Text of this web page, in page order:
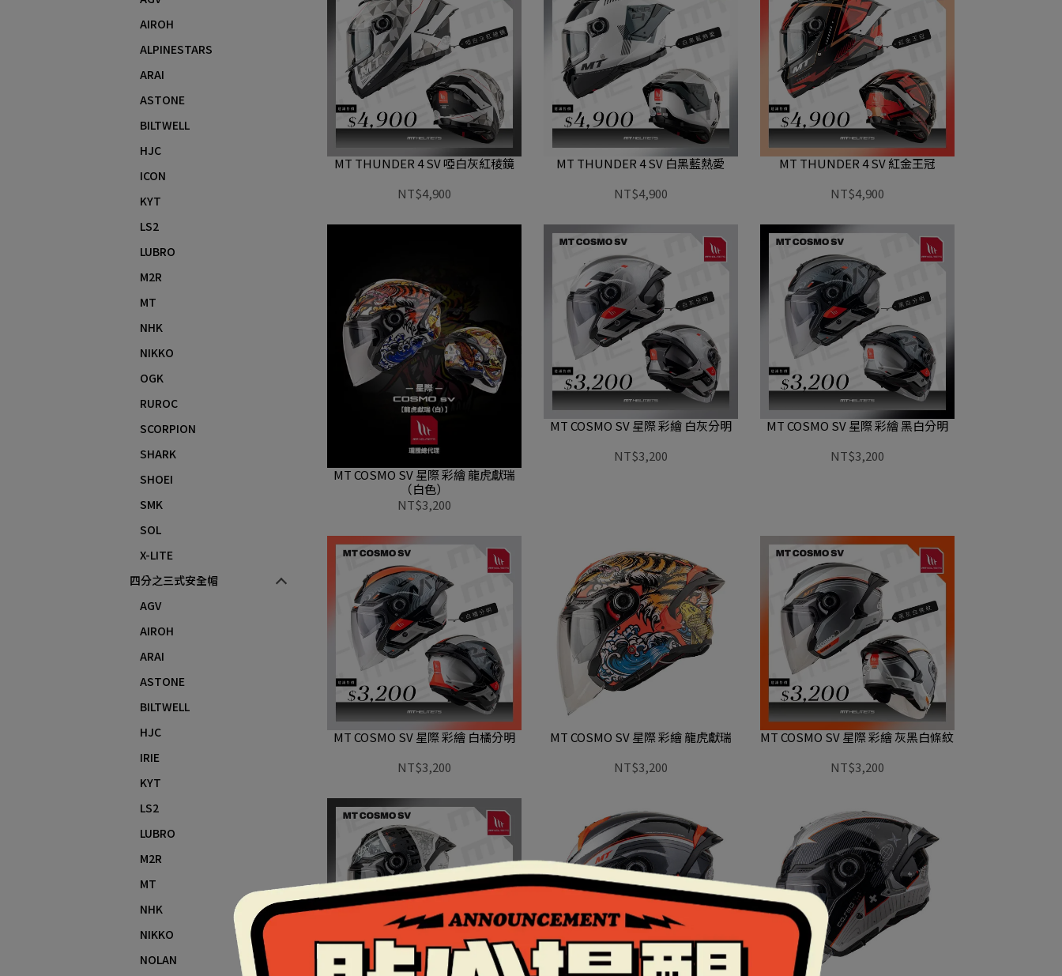
AIROH
ALPINESTARS
ARAI
ASTONE
BILTWELL
HJC
ICON
KYT
LS2
LUBRO
M2R
MT
NHK
NIKKO
OGK
RUROC
SCORPION
SHARK
SHOEI
SMK
SOL
X-LITE
四分之三式安全帽
AGV
AIROH
ARAI
ASTONE
BILTWELL
HJC
IRIE
KYT
LS2
LUBRO
M2R
MT
NHK
NIKKO
NOLAN
MT THUNDER 4 SV 啞白灰紅稜鏡
NT$4,900
MT THUNDER 4 SV 白黑藍熱愛
NT$4,900
MT THUNDER 4 SV 紅金王冠
NT$4,900
MT COSMO SV 星際 彩繪 龍虎獻瑞
（白色）
NT$3,200
MT COSMO SV 星際 彩繪 白灰分明
NT$3,200
MT COSMO SV 星際 彩繪 黑白分明
NT$3,200
MT COSMO SV 星際 彩繪 白橘分明
NT$3,200
MT COSMO SV 星際 彩繪 龍虎獻瑞
NT$3,200
MT COSMO SV 星際 彩繪 灰黑白條紋
NT$3,200